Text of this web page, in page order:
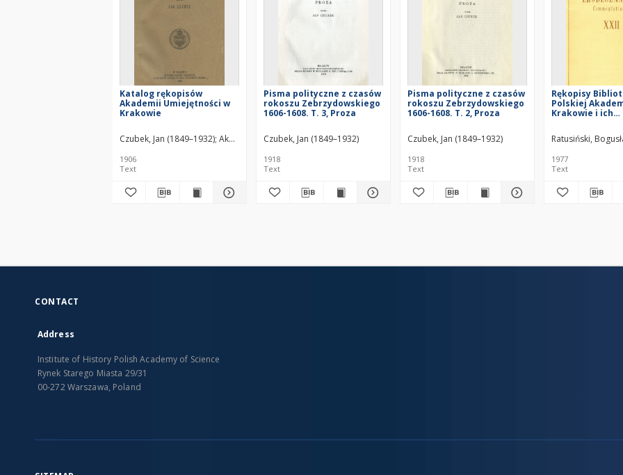
Katalog rękopisów
Akademii Umiejętności w
Krakowie
Czubek, Jan (1849–1932) Akademia Umiejętności (Kraków)
1906
Text
Pisma polityczne z czasów
rokoszu Zebrzydowskiego
1606-1608. T. 3, Proza
Czubek, Jan (1849–1932)
1918
Text
Pisma polityczne z czasów
rokoszu Zebrzydowskiego
1606-1608. T. 2, Proza
Czubek, Jan (1849–1932)
1918
Text
Rękopisy
Polskiej
Krakowie i ich
Ratusiński,
1977
Text
CONTACT
Address
Institute of History Polish Academy of Science
Rynek Starego Miasta 29/31
00-272 Warszawa, Poland